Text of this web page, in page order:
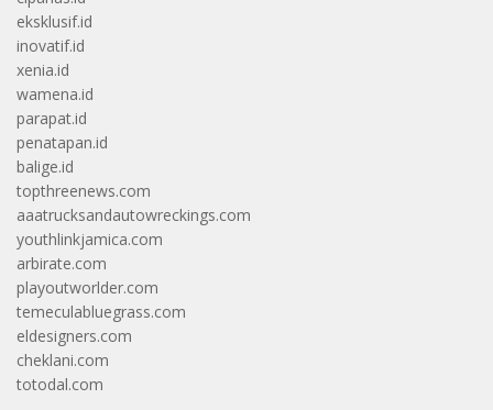
eksklusif.id
inovatif.id
xenia.id
wamena.id
parapat.id
penatapan.id
balige.id
topthreenews.com
aaatrucksandautowreckings.com
youthlinkjamica.com
arbirate.com
playoutworlder.com
temeculabluegrass.com
eldesigners.com
cheklani.com
totodal.com